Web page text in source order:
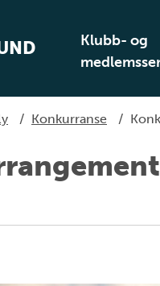
Klubb- og
/ Konkurranse /